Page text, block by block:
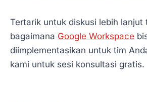
Tertarik untuk diskusi lebih lanjut
bagaimana Google Workspace
diimplementasikan untuk tim
kami untuk sesi konsultasi gratis.